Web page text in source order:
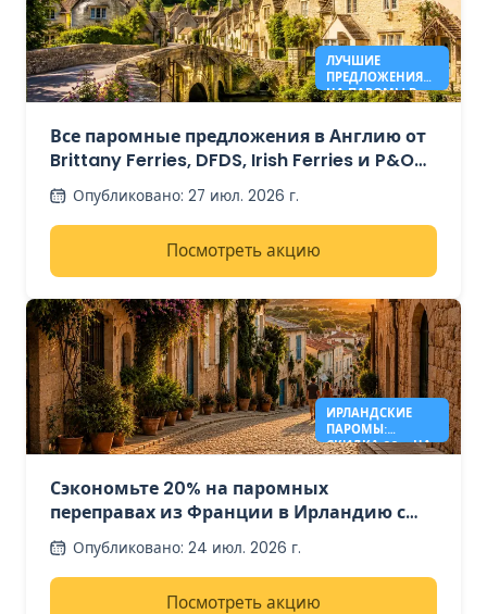
ЛУЧШИЕ
ПРЕДЛОЖЕНИЯ
НА ПАРОМЫ В
ГОДУ ОТ 41€
Все паромные предложения в Англию от
Brittany Ferries, DFDS, Irish Ferries и P&O
Ferries – от 41€
Опубликовано: 27 июл. 2026 г.
Посмотреть акцию
ИРЛАНДСКИЕ
ПАРОМЫ:
СКИДКА 20% НА
ИРЛАНДИЯ
Сэкономьте 20% на паромных
переправах из Франции в Ирландию с
компанией Irish Ferries.
Опубликовано: 24 июл. 2026 г.
Посмотреть акцию